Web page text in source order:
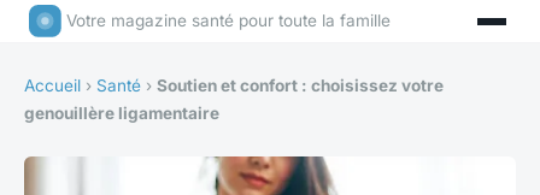
Votre magazine santé pour toute la famille
Accueil › Santé › Soutien et confort : choisissez votre
genouillère ligamentaire